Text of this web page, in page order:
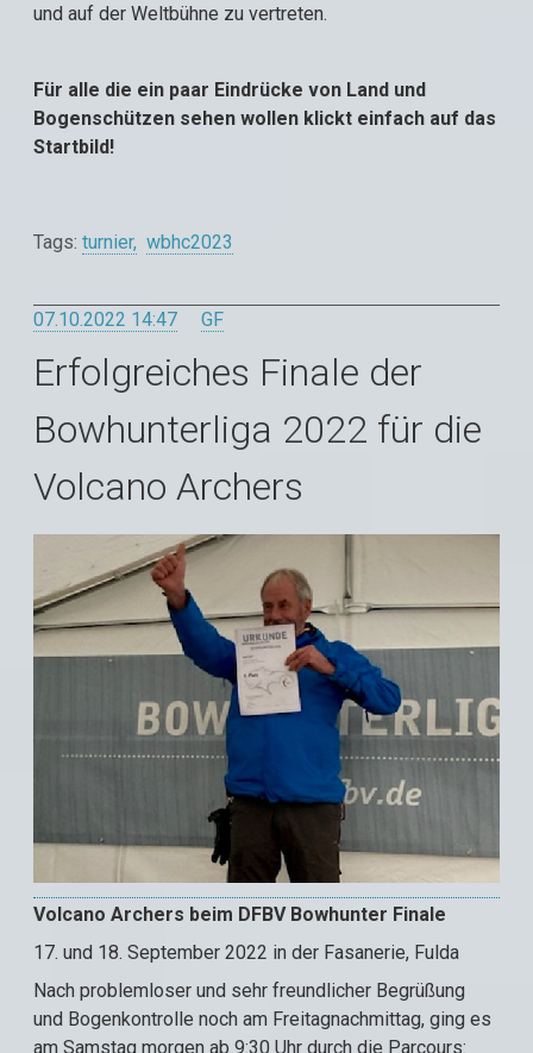
und auf der Weltbühne zu vertreten.
Für alle die ein paar Eindrücke von Land und
Bogenschützen sehen wollen klickt einfach auf das
Startbild!
Tags:turnier wbhc2023
07.10.2022 14:47 GF
Erfolgreiches Finale der
Bowhunterliga 2022 für die
Volcano Archers
Volcano Archers beim DFBV Bowhunter Finale
17. und 18. September 2022 in der Fasanerie, Fulda
Nach problemloser und sehr freundlicher Begrüßung
und Bogenkontrolle noch am Freitagnachmittag, ging es
am Samstag morgen ab 9:30 Uhr durch die Parcours: